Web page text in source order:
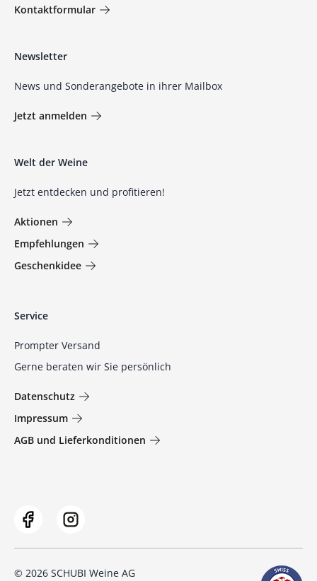
Kontaktformular
Newsletter
News und Sonderangebote in ihrer Mailbox
Jetzt anmelden
Welt der Weine
Jetzt entdecken und profitieren!
Aktionen
Empfehlungen
Geschenkidee
Service
Prompter Versand
Gerne beraten wir Sie persönlich
Datenschutz
Impressum
AGB und Lieferkonditionen
© 2026 SCHUBI Weine AG